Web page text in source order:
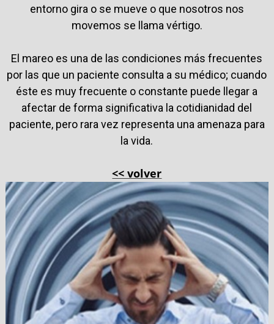
entorno gira o se mueve o que nosotros nos
movemos se llama vértigo.
El mareo es una de las condiciones más frecuentes
por las que un paciente consulta a su médico; cuando
éste es muy frecuente o constante puede llegar a
afectar de forma significativa la cotidianidad del
paciente, pero rara vez representa una amenaza para
la vida.
<< volver